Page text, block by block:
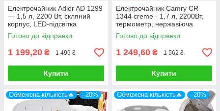
Електрочайник Adler AD 1299
— 1,5 л, 2200 Вт, скляний
корпус, LED-підсвітка
Готово до відправки
1 199,20 ₴ 1 499 ₴
Купити
Електрочайник Camry CR
1344 creme - 1,7 л, 2200Вт,
термометр, нержавіюча
сталь, 360 ° база
Готово до відправки
1 249,60 ₴ 1 562 ₴
Купити
Обмежена кількість🔥 –20% Обмежена кількість🔥 –20%